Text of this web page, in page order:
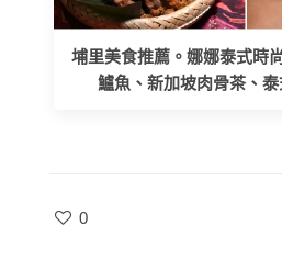
埔里美食推薦。娜娜泰式時
鱸魚、新加坡肉骨茶、泰
0